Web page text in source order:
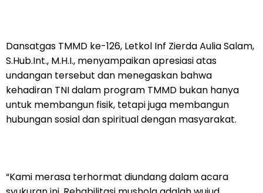
Dansatgas TMMD ke-126, Letkol Inf Zierda Aulia Salam,
S.Hub.Int., M.H.I., menyampaikan apresiasi atas
undangan tersebut dan menegaskan bahwa
kehadiran TNI dalam program TMMD bukan hanya
untuk membangun fisik, tetapi juga membangun
hubungan sosial dan spiritual dengan masyarakat.
“Kami merasa terhormat diundang dalam acara